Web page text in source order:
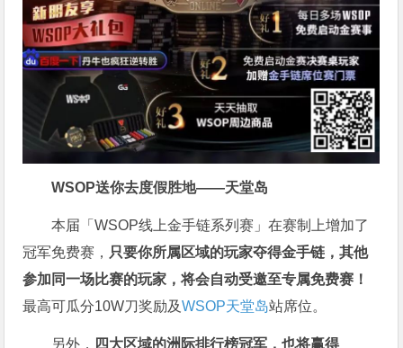
WSOP送你去度假胜地——天堂岛
本届「WSOP线上金手链系列赛」在赛制上增加了
冠军免费赛， 只要你所属区域的玩家夺得金手链，其他
参加同一场比赛的玩家，将会自动受邀至专属免费赛！
最高可瓜分10W刀奖励及WSOP天堂岛站席位。
另外， 四大区域的洲际排行榜冠军，也将赢得